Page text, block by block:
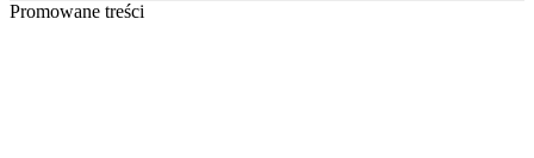
Promowane treści